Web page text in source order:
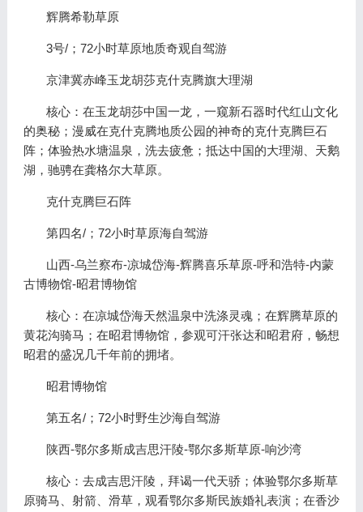
辉腾希勒草原
3号/；72小时草原地质奇观自驾游
京津冀赤峰玉龙胡莎克什克腾旗大理湖
核心：在玉龙胡莎中国一龙，一窥新石器时代红山文化
的奥秘；漫威在克什克腾地质公园的神奇的克什克腾巨石
阵；体验热水塘温泉，洗去疲惫；抵达中国的大理湖、天鹅
湖，驰骋在龚格尔大草原。
克什克腾巨石阵
第四名/；72小时草原海自驾游
山西-乌兰察布-凉城岱海-辉腾喜乐草原-呼和浩特-内蒙
古博物馆-昭君博物馆
核心：在凉城岱海天然温泉中洗涤灵魂；在辉腾草原的
黄花沟骑马；在昭君博物馆，参观可汗张达和昭君府，畅想
昭君的盛况几千年前的拥堵。
昭君博物馆
第五名/；72小时野生沙海自驾游
陕西-鄂尔多斯成吉思汗陵-鄂尔多斯草原-响沙湾
核心：去成吉思汗陵，拜谒一代天骄；体验鄂尔多斯草
原骑马、射箭、滑草，观看鄂尔多斯民族婚礼表演；在香沙